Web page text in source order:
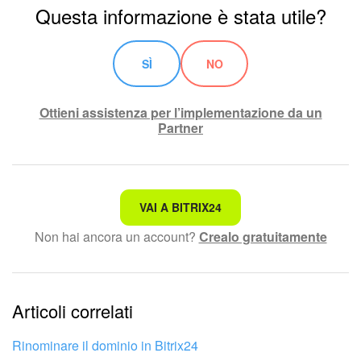
CRM
Prenotazione online
Contact Center
Generatore BI
Siti e store
Online store
Questa informazione è stata utile?
SÌ NO
Ottieni assistenza per l’implementazione da un
Partner
Non è quello che sto cercando.
Testo complesso e incomprensibile
Le informazioni sono obsolete.
Troppo breve, ho bisogno di maggiori informazioni.
Non mi soddisfa come funziona questo strumento
VAI A BITRIX24
Non hai ancora un account? Crealo gratuitamente
Articoli correlati
Rinominare il dominio in Bitrix24